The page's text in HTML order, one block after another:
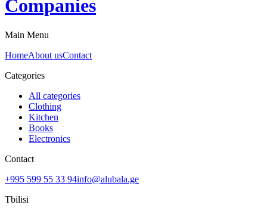
Companies
Main Menu
HomeAbout usContact
Categories
All categories
Clothing
Kitchen
Books
Electronics
Contact
+995 599 55 33 94info@alubala.ge
Tbilisi